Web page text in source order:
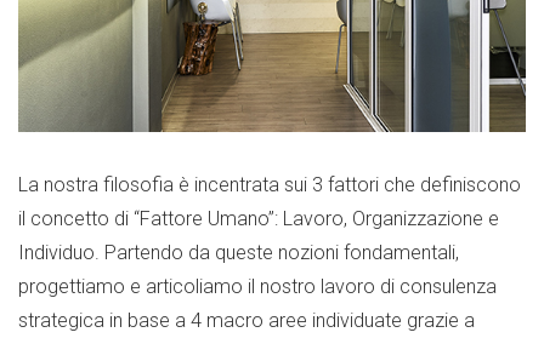
La nostra filosofia è incentrata sui 3 fattori che definiscono
il concetto di “Fattore Umano”: Lavoro, Organizzazione e
Individuo. Partendo da queste nozioni fondamentali,
progettiamo e articoliamo il nostro lavoro di consulenza
strategica in base a 4 macro aree individuate grazie a